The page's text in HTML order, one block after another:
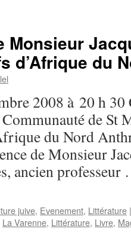
Monsieur
d’Afrique du
2008 à 20 h
de St
du Nord
de Monsieur
ancien
juive, Evenement, Littérature |
La Varenne, Littérature, Livre,